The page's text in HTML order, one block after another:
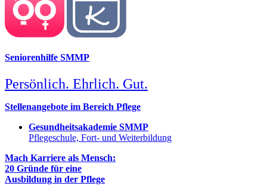
Seniorenhilfe SMMP
Persönlich. Ehrlich. Gut.
Stellenangebote im Bereich Pflege
Gesundheitsakademie SMMP
Pflegeschule, Fort- und Weiterbildung
Mach Karriere als Mensch:
20 Gründe für eine
Ausbildung in der Pflege